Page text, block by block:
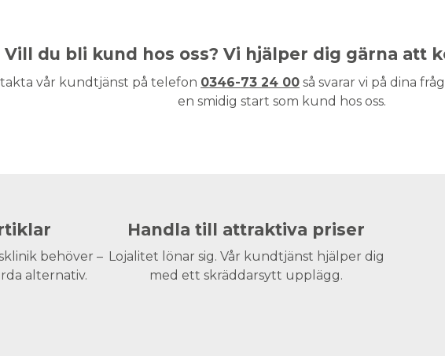
Vill du bli kund hos oss? Vi hjälper dig gärna att
vår kundtjänst på telefon 0346-73 24 00 så svarar vi på dina
en smidig start som kund hos oss.
behöver –
alternativ.
Handla till attraktiva priser
Lojalitet lönar sig. Vår kundtjänst hjälper dig
med ett skräddarsytt upplägg.